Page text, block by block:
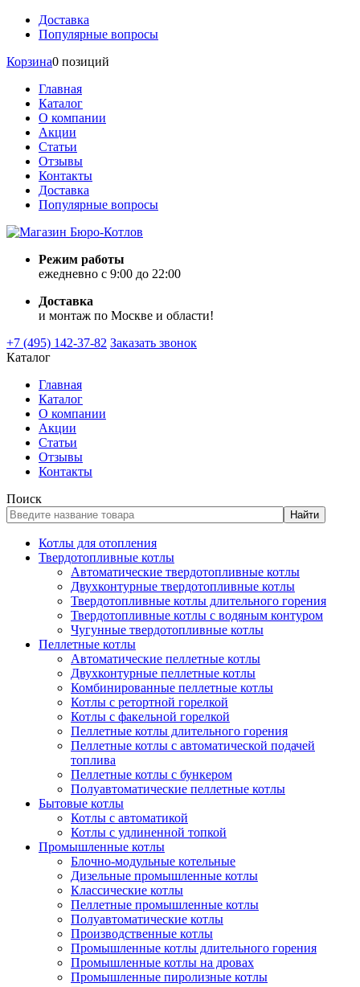
Доставка
Популярные вопросы
Корзина0 позиций
Главная
Каталог
О компании
Акции
Статьи
Отзывы
Контакты
Доставка
Популярные вопросы
Режим работы
ежедневно с 9:00 до 22:00
Доставка
и монтаж по Москве и области!
+7 (495) 142-37-82 Заказать звонок
Каталог
Главная
Каталог
О компании
Акции
Статьи
Отзывы
Контакты
Поиск
Найти
Котлы для отопления
Твердотопливные котлы
Автоматические твердотопливные котлы
Двухконтурные твердотопливные котлы
Твердотопливные котлы длительного горения
Твердотопливные котлы с водяным контуром
Чугунные твердотопливные котлы
Пеллетные котлы
Автоматические пеллетные котлы
Двухконтурные пеллетные котлы
Комбинированные пеллетные котлы
Котлы с ретортной горелкой
Котлы с факельной горелкой
Пеллетные котлы длительного горения
Пеллетные котлы с автоматической подачей
топлива
Пеллетные котлы с бункером
Полуавтоматические пеллетные котлы
Бытовые котлы
Котлы с автоматикой
Котлы с удлиненной топкой
Промышленные котлы
Блочно-модульные котельные
Дизельные промышленные котлы
Классические котлы
Пеллетные промышленные котлы
Полуавтоматические котлы
Производственные котлы
Промышленные котлы длительного горения
Промышленные котлы на дровах
Промышленные пиролизные котлы